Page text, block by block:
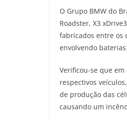
O Grupo BMW do
Roadster, X3
fabricados entre os
envolvendo
Verificou-se que
respectivos
de produção das
causando um